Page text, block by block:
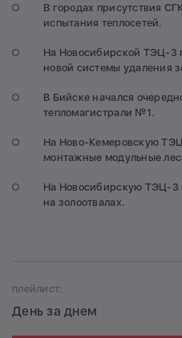
В городах присутствия
испытания теплосетей.
На Новосибирской ТЭЦ-3
новой системы удаления
В Бийске начался
тепломагистрали №1.
На Ново-Кемеровскую
монтажные модульные
На Новосибирскую ТЭЦ-3
на золоотвалах.
плейлист:
День за днем